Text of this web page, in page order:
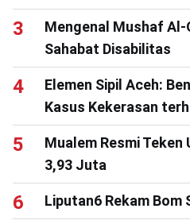
Mengenal Mushaf Al-
Sahabat Disabilitas
Elemen Sipil Aceh:
Kasus Kekerasan
Mualem Resmi Teken
3,93 Juta
Liputan6 Rekam Bom